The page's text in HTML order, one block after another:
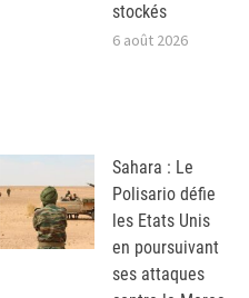
stockés
6 août 2026
Sahara : Le
Polisario défie
les Etats Unis
en poursuivant
ses attaques